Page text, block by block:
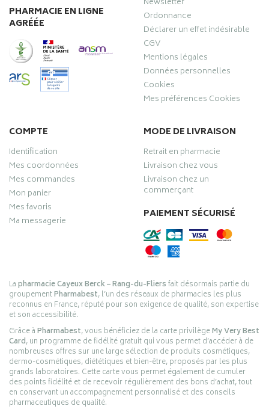
PHARMACIE EN LIGNE
AGRÉÉE
Ordonnance
Déclarer un effet indésirable
CGV
Mentions légales
Données personnelles
Cookies
Mes préférences Cookies
COMPTE
Identification
Mes coordonnées
Mes commandes
Mon panier
Mes favoris
Ma messagerie
MODE DE LIVRAISON
Retrait en pharmacie
Livraison chez vous
Livraison chez un
commerçant
PAIEMENT SÉCURISÉ
Lapharmacie Cayeux Berck – Rang-du-Fliersfait désormais partie du
groupementPharmabest, l’un des réseaux de pharmacies les plus
reconnus en France, réputé pour son exigence de qualité, son expertise
et son accessibilité.
Grâce àPharmabest, vous bénéficiez de la carte privilègeMy Very Best
Card, un programme de fidélité gratuit qui vous permet d’accéder à de
nombreuses offres sur une large sélection de produits cosmétiques,
dermo-cosmétiques, diététiques et bien-être, proposés par les plus
grands laboratoires. Cette carte vous permet également de cumuler
des points fidélité et de recevoir régulièrement des bons d’achat, tout
en conservant un accompagnement personnalisé et des conseils
pharmaceutiques de qualité.